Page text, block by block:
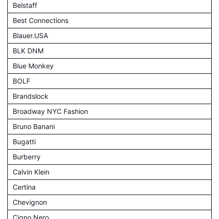
Belstaff
Best Connections
Blauer.USA
BLK DNM
Blue Monkey
BOLF
Brandslock
Broadway NYC Fashion
Bruno Banani
Bugatti
Burberry
Calvin Klein
Certina
Chevignon
Cigno Nero